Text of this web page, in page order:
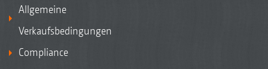
Allgemeine
Verkaufsbedingungen
Compliance